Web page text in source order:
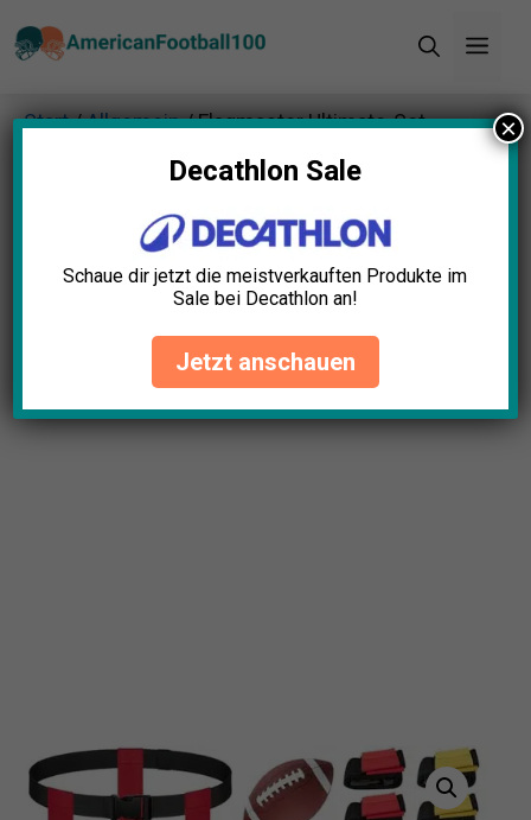
Inhalt
Start/Allgemein/ Flagmaster Ultimate-Set
Flaggenfußball KitDecathlon Sale
Schaue dir jetzt die meistverkauften Produkte im
Sale bei Decathlon an!
Jetzt anschauen
×